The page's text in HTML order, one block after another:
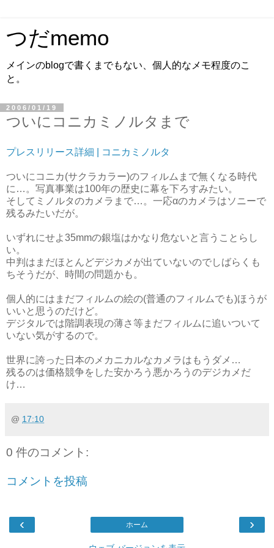
つだmemo
メインのblogで書くまでもない、個人的なメモ程度のこ
と。
2006/01/19
ついにコニカミノルタまで
プレスリリース詳細 | コニカミノルタ
ついにコニカ(サクラカラー)のフィルムまで無くなる時代
に…。写真事業は100年の歴史に幕を下ろすみたい。
そしてミノルタのカメラまで…。一応αのカメラはソニーで
残るみたいだが。
いずれにせよ35mmの銀塩はかなり危ないと言うことらし
い。
中判はまだほとんどデジカメが出ていないのでしばらくも
ちそうだが、時間の問題かも。
個人的にはまだフィルムの絵の(普通のフィルムでも)ほうが
いいと思うのだけど。
デジタルでは階調表現の薄さ等まだフィルムに追いついて
いない気がするので。
世界に誇った日本のメカニカルなカメラはもうダメ…
残るのは価格競争をした安かろう悪かろうのデジカメだ
け…
@ 17:10
0 件のコメント:
コメントを投稿
‹ ›
ホーム